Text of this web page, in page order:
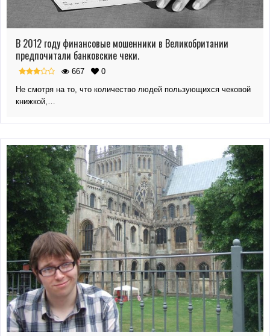
В 2012 году финансовые мошенники в Великобритании
предпочитали банковские чеки.
667
0
Не смотря на то, что количество людей пользующихся чековой
книжкой,…